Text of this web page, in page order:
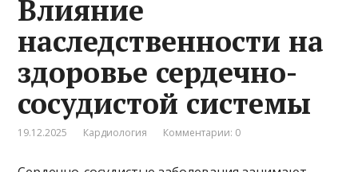
Влияние
наследственности на
здоровье сердечно-
сосудистой системы
19.12.2025 Кардиология Комментарии: 0